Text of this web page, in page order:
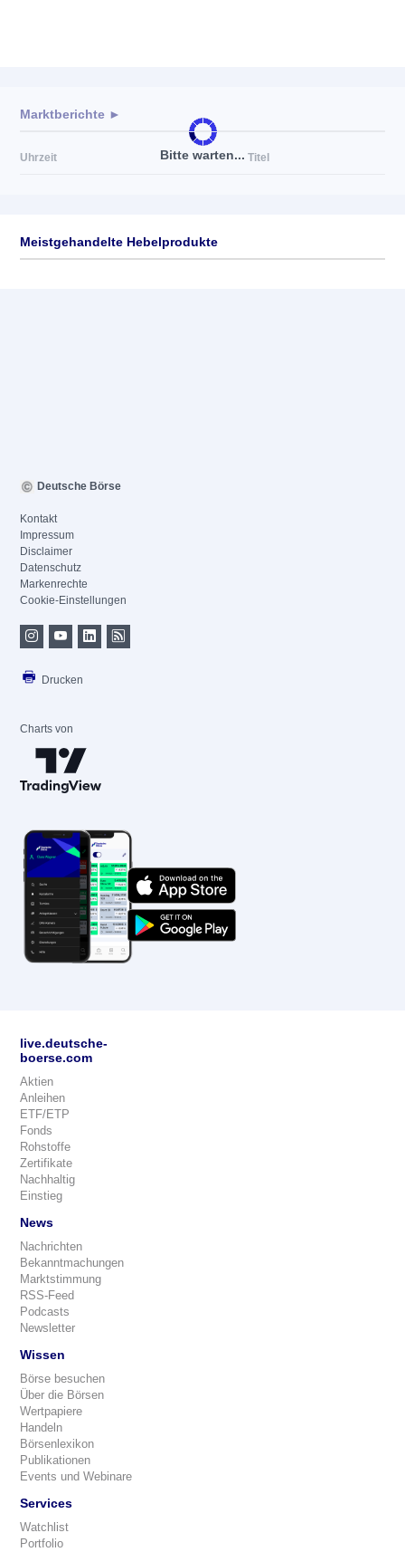
Bitte warten...
Marktberichte ►
Uhrzeit Titel
Meistgehandelte Hebelprodukte
Deutsche Börse
Kontakt
Impressum
Disclaimer
Datenschutz
Markenrechte
Cookie-Einstellungen
Drucken
Charts von
live.deutsche-
boerse.com
Aktien
Anleihen
ETF/ETP
Fonds
Rohstoffe
Zertifikate
Nachhaltig
Einstieg
News
Nachrichten
Bekanntmachungen
Marktstimmung
RSS-Feed
Podcasts
Newsletter
Wissen
Börse besuchen
Über die Börsen
Wertpapiere
Handeln
Börsenlexikon
Publikationen
Events und Webinare
Services
Watchlist
Portfolio